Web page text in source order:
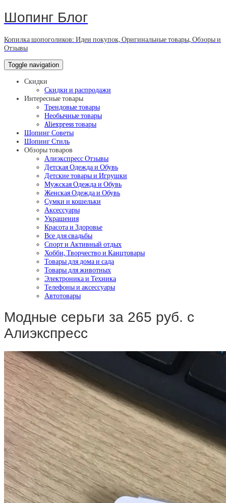
Шопинг Блог
Копилка шопоголиков: Идеи покупок, Оригинальные товары, Обзоры и
Отзывы
Toggle navigation
Скидки
Скидки и распродажи
Интересные товары
Трендовые товары
Необычные товары
Aliexpress товары
Шопинг Советы
Шопинг Стиль
Обзоры товаров
Алиэкспресс Отзывы
Детская Одежда и Обувь
Детские товары и Игрушки
Мужская Одежда и Обувь
Женская Одежда и Обувь
Сумки и кошельки
Аксессуары
Украшения
Красота и Здоровье
Все для свадьбы
Спорт и Активный отдых
Хобби, Творчество и Канцтовары
Товары для дома и сада
Товары для животных
Электроника и Техника
Телефоны и аксессуары
Автотовары
Модные серьги за 265 руб. с
Алиэкспресс